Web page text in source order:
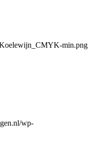
min.png
wp-